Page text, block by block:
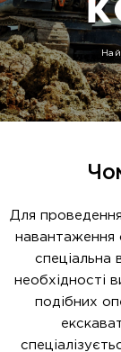
Для
навантаження
спеціальна
необхідності
подібних